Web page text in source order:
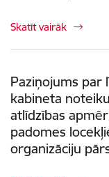
Skatīt vairāk
Paziņojums par
kabineta
atlīdzības
padomes
organizāciju